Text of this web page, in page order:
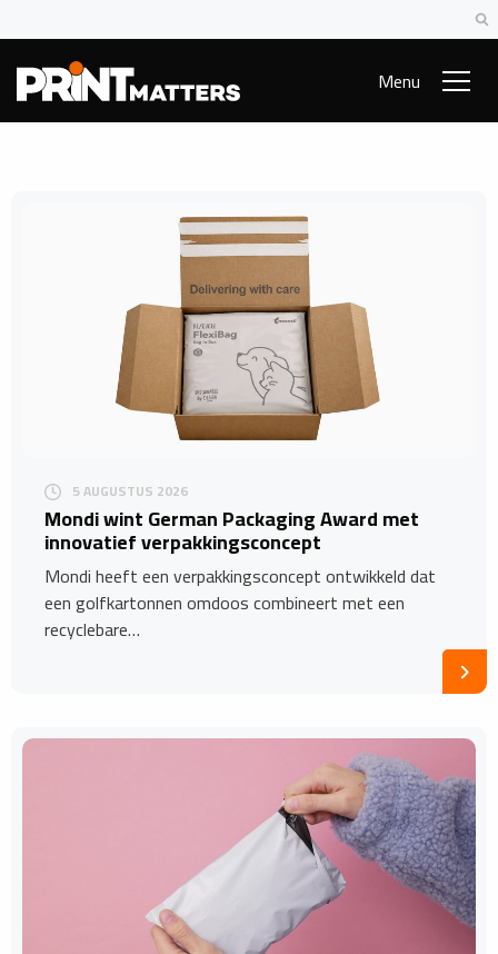
Menu
5 AUGUSTUS 2026
Mondi wint German Packaging Award met
innovatief verpakkingsconcept
Mondi heeft een verpakkingsconcept ontwikkeld dat
een golfkartonnen omdoos combineert met een
recyclebare…